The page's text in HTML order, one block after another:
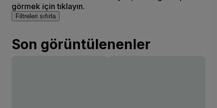
görmek için tıklayın.
Filtreleri sıfırla
Son görüntülenenler